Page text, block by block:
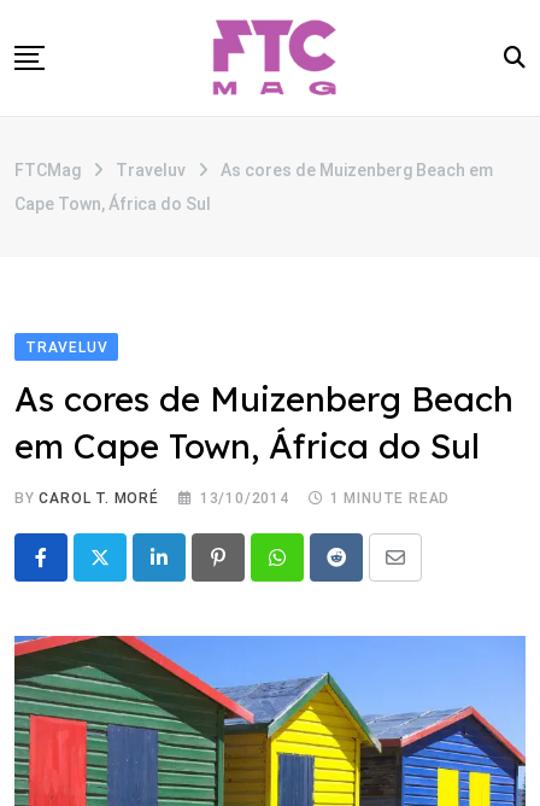
to
CATEGORIAS
FTCMag Traveluv
As cores de Muizenberg Beach em
Cape Town, África do Sul
TRAVELUV
As cores de Muizenberg Beach
em Cape Town, África do Sul
BYCAROL T. MORÉ 13/10/2014 1 MINUTE READ
LinkedIn PinterestWhatsappRedditShare
Email